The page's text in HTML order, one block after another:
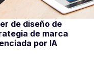
de diseño de
de marca
por IA